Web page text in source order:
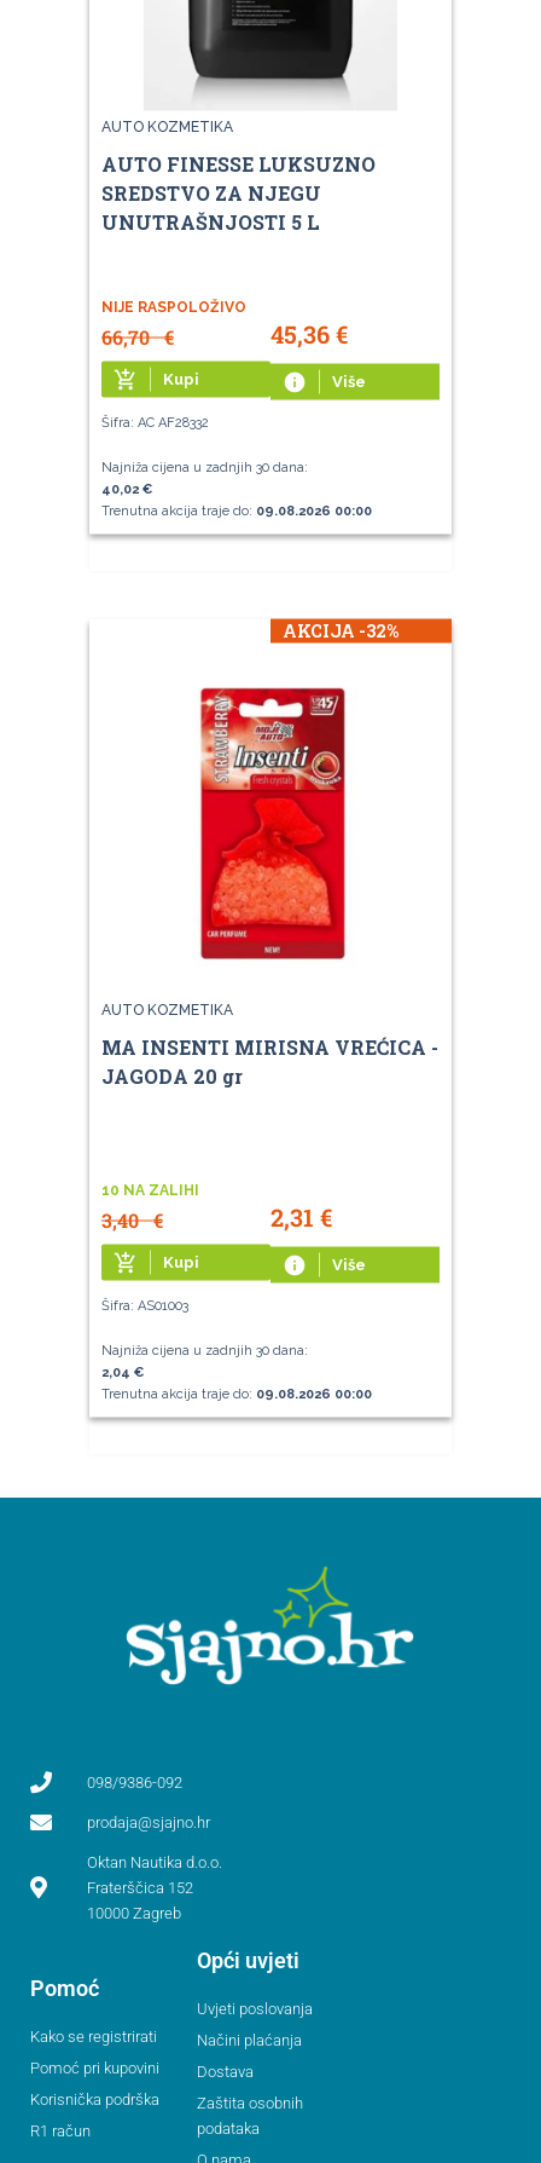
AUTO KOZMETIKA
AUTO FINESSE LUKSUZNO
SREDSTVO ZA NJEGU
UNUTRAŠNJOSTI 5 L
NIJE RASPOLOŽIVO
66,70€ 45,36€
add_shopping_cart Kupi info Više
Šifra: AC AF28332
Najniža cijena u zadnjih 30 dana:
40,02 €
Trenutna akcija traje do: 09.08.2026 00:00
AKCIJA -32%
AUTO KOZMETIKA
MA INSENTI MIRISNA VREĆICA -
JAGODA 20 gr
10 NA ZALIHI
3,40€ 2,31 €
add_shopping_cart Kupi info Više
Šifra: AS01003
Najniža cijena u zadnjih 30 dana:
2,04 €
Trenutna akcija traje do: 09.08.2026 00:00
098/9386-092
prodaja@sjajno.hr
Oktan Nautika d.o.o.
Fraterščica 152
10000 Zagreb
Pomoć
Kako se registrirati
Pomoć pri kupovini
Korisnička podrška
R1 račun
Opći uvjeti
Uvjeti poslovanja
Načini plaćanja
Dostava
Zaštita osobnih
podataka